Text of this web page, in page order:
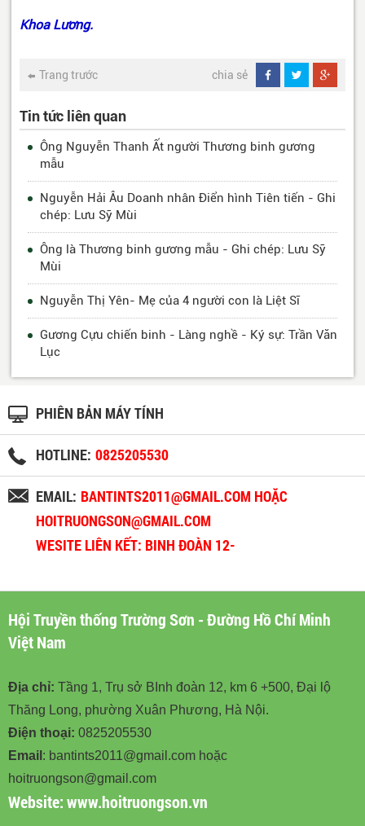
Khoa Lương.
Trang trước chia sẻ
Tin tức liên quan
Ông Nguyễn Thanh Ất người Thương binh gương
mẫu
Nguyễn Hải Âu Doanh nhân Điển hình Tiên tiến - Ghi
chép: Lưu Sỹ Mùi
Ông là Thương binh gương mẫu - Ghi chép: Lưu Sỹ
Mùi
Nguyễn Thị Yên- Mẹ của 4 người con là Liệt Sĩ
Gương Cựu chiến binh - Làng nghề - Ký sự: Trần Văn
Lục
PHIÊN BẢN MÁY TÍNH
HOTLINE: 0825205530
EMAIL: BANTINTS2011@GMAIL.COM HOẶC
HOITRUONGSON@GMAIL.COM
WESITE LIÊN KẾT: BINH ĐOÀN 12-
Hội Truyền thống Trường Sơn - Đường Hồ Chí Minh
Việt Nam
Địa chỉ: Tầng 1, Trụ sở BInh đoàn 12, km 6 +500, Đại lộ
Thăng Long, phường Xuân Phương, Hà Nội.
Điện thoại: 0825205530
Email : bantints2011@gmail.com hoặc
hoitruongson@gmail.com
Website:www.hoitruongson.vn